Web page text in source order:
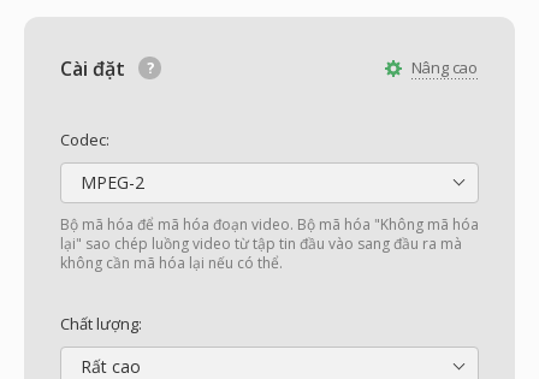
Nâng cao
Cài đặt
Codec:
MPEG-2
Bộ mã hóa để mã hóa đoạn video. Bộ mã hóa "Không mã hóa
lại" sao chép luồng video từ tập tin đầu vào sang đầu ra mà
không cần mã hóa lại nếu có thể.
Chất lượng:
Rất cao